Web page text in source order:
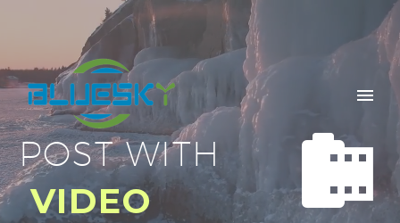


POST WITH
VIDEO